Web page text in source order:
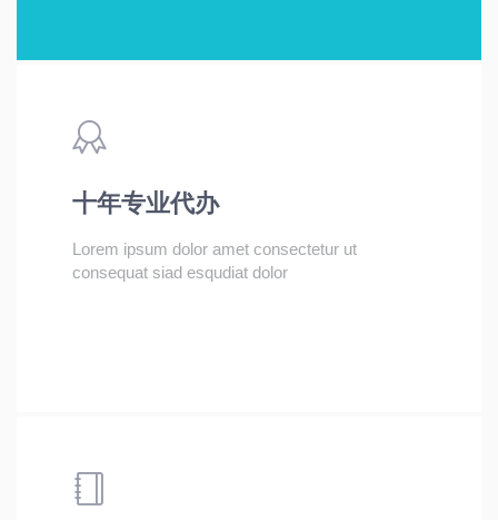
十年专业代办
Lorem ipsum dolor amet consectetur ut
consequat siad esqudiat dolor